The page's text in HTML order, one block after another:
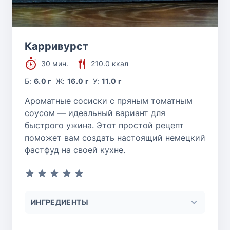
Карривурст
30 мин.
210.0 ккал
Б:6.0 г Ж: 16.0 г У:11.0 г
Ароматные сосиски с пряным томатным
соусом — идеальный вариант для
быстрого ужина. Этот простой рецепт
поможет вам создать настоящий немецкий
фастфуд на своей кухне.
ИНГРЕДИЕНТЫ